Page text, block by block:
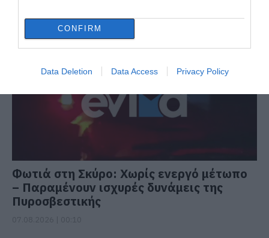
CONFIRM
Data Deletion Data Access Privacy Policy
ΔΙΑΒΑΣΤΕ ΕΠΙΣΗΣ
Φωτιά στη Σκύρο: Χωρίς ενεργό μέτωπο
– Παραμένουν ισχυρές δυνάμεις της
Πυροσβεστικής